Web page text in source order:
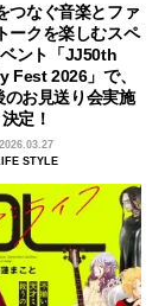
つなぐ音楽とファ
ークを楽しむスペ
ント「JJ50th
Fest 2026」で、
のお見送り会実施
決定！
2026.03.27
STYLE